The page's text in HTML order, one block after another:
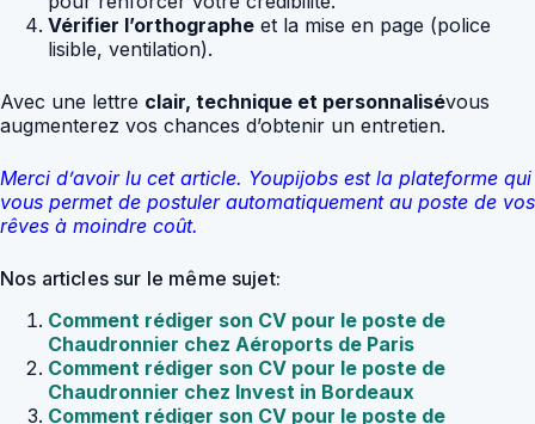
Vérifier l’orthographe et la mise en page (police
lisible, ventilation).
Avec une lettre clair, technique et personnalisévous
augmenterez vos chances d’obtenir un entretien.
Merci d’avoir lu cet article. Youpijobs est la plateforme qui
vous permet de postuler automatiquement au poste de vos
rêves à moindre coût.
Nos articles sur le même sujet:
Comment rédiger son CV pour le poste de
Chaudronnier chez Aéroports de Paris
Comment rédiger son CV pour le poste de
Chaudronnier chez Invest in Bordeaux
Comment rédiger son CV pour le poste de